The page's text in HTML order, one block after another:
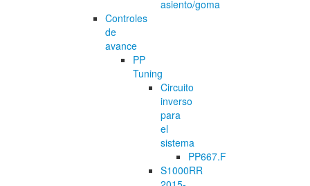
asiento/goma
Controles
de
avance
PP
Tuning
Circuito
inverso
para
el
sistema
PP667.F
S1000RR